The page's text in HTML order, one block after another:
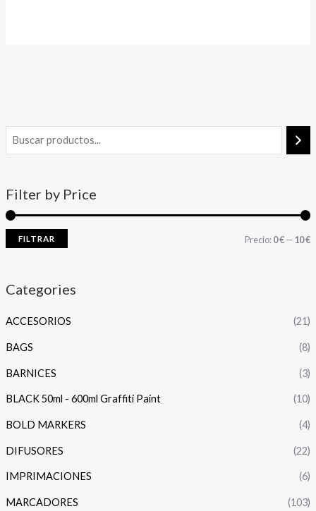
Filter by Price
FILTRAR Precio:0 €—10 €
Categories
ACCESORIOS (21)
BAGS (8)
BARNICES (3)
BLACK 50ml - 600ml Graffiti Paint (10)
BOLD MARKERS (4)
DIFUSORES (22)
IMPRIMACIONES (6)
MARCADORES
(103)